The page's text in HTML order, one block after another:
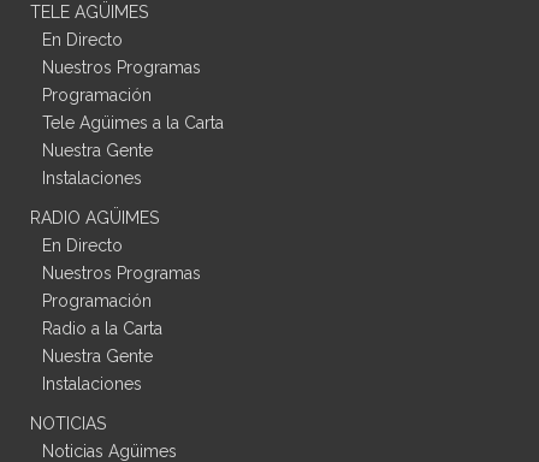
TELE AGÜIMES
En Directo
Nuestros Programas
Programación
Tele Agüimes a la Carta
Nuestra Gente
Instalaciones
RADIO AGÜIMES
En Directo
Nuestros Programas
Programación
Radio a la Carta
Nuestra Gente
Instalaciones
NOTICIAS
Noticias Agüimes